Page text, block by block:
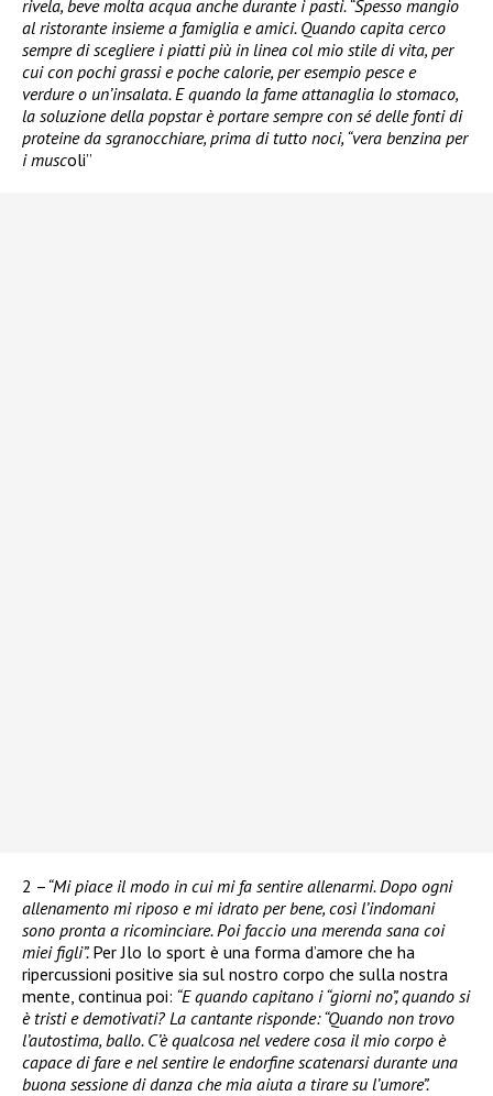
rivela, beve molta acqua anche durante i pasti. “Spesso mangio
al ristorante insieme a famiglia e amici. Quando capita cerco
sempre di scegliere i piatti più in linea col mio stile di vita, per
cui con pochi grassi e poche calorie, per esempio pesce e
verdure o un’insalata. E quando la fame attanaglia lo stomaco,
la soluzione della popstar è portare sempre con sé delle fonti di
proteine da sgranocchiare, prima di tutto noci, “vera benzina per
i muscoli”
2 –“Mi piace il modo in cui mi fa sentire allenarmi. Dopo ogni
allenamento mi riposo e mi idrato per bene, così l’indomani
sono pronta a ricominciare. Poi faccio una merenda sana coi
miei figli”. Per Jlo lo sport è una forma d’amore che ha
ripercussioni positive sia sul nostro corpo che sulla nostra
mente, continua poi: “E quando capitano i “giorni no”, quando si
è tristi e demotivati? La cantante risponde: “Quando non trovo
l’autostima, ballo. C’è qualcosa nel vedere cosa il mio corpo è
capace di fare e nel sentire le endorfine scatenarsi durante una
buona sessione di danza che mia aiuta a tirare su l’umore”.